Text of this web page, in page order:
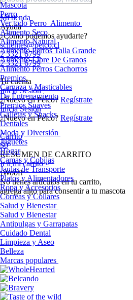
Mi tienda
Ayuda
¿Cómo podemos ayudarte?
sclientes@petco.cl
2 3321 6799
2 3321 6799
Tu cuenta
Inicia Sesión
¿Nuevo en Petco? Regístrate
Inicia Sesión
¿Nuevo en Petco? Regístrate
Carrito
$0
RESUMEN DE CARRITO
Ir a mi carrito »
¡Woof!
No tíenes artículos en tu carrito,
agrega algo para consentir a tu mascota
Mascota
Perro
Ver todo Perro Alimento
Alimento Seco
Alimento Natural
Alimento Perros Talla Grande
Alimento Libre De Granos
Alimento Perros Cachorros
Premios
Carnaza y Masticables
De Entrenamiento
Premios Suaves
Galletas y Snacks
Dentales
Moda y Diversión
Juguetes
Hogar
Camas y Cobijas
Jaulas de Transporte
Platos y Alimentadores
Ropa y Accesorios
Correas y Collares
Salud y Bienestar
Salud y Bienestar
Antipulgas y Garrapatas
Cuidado Dental
Limpieza y Aseo
Belleza
Marcas populares